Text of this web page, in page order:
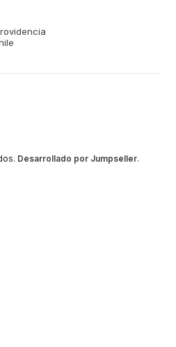
Desarrollado por Jumpseller.